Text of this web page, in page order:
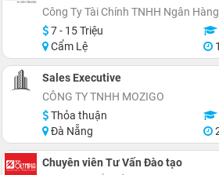
Công Ty Tài Chính TNHH Ngân
7 - 15 Triệu
Cẩm Lệ
Sales Executive
CÔNG TY TNHH MOZIGO
Thỏa thuận
Đà Nẵng
Chuyên viên Tư Vấn Đào tạo